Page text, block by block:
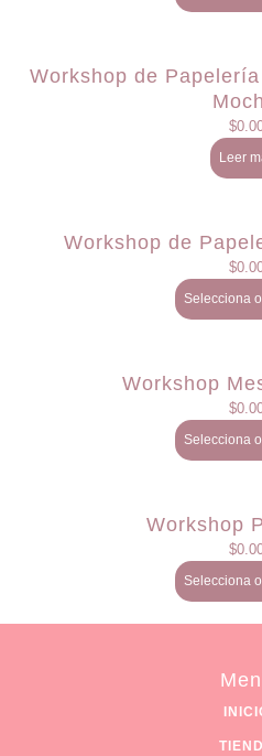
Workshop de
$
Leer
Workshop de
$
Selecciona
Workshop
$
Selecciona
Workshop
$
Selecciona